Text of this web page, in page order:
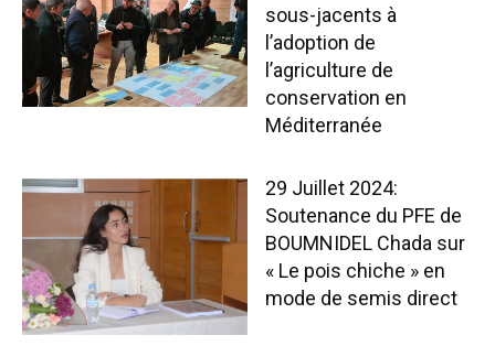
sous-jacents à
l’adoption de
l’agriculture de
conservation en
Méditerranée
29 Juillet 2024:
Soutenance du PFE de
BOUMNIDEL Chada sur
« Le pois chiche » en
mode de semis direct